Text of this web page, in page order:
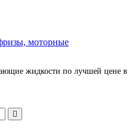
жидкости по лучшей цене в